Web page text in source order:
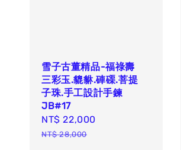
雪子古董精品-福祿壽
三彩玉.貔貅.硨磲.菩提
子珠.手工設計手鍊
JB#17
Sale
price
NT$ 22,000
NT$ 28,000